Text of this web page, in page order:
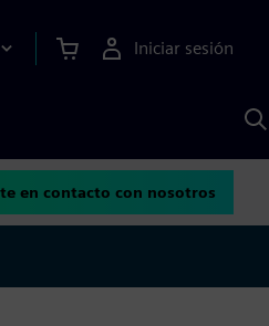
Iniciar sesión
en contacto con nosotros